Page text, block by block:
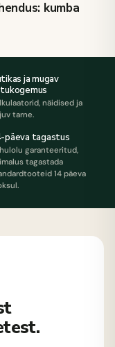
kumba
ja mugav
näidised ja
tarne.
päeva tagastus
garanteeritud,
tagastada
14 päeva